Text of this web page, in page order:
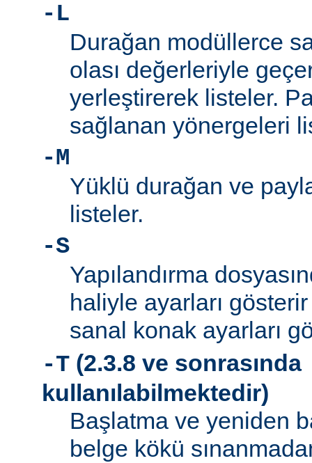
-L
Durağan modüllerce
olası değerleriyle
yerleştirerek listeler.
sağlanan yönergeleri
-M
Yüklü durağan ve
listeler.
-S
Yapılandırma
haliyle ayarları
sanal konak ayarları
-T (2.3.8 ve sonrasında
kullanılabilmektedir)
Başlatma ve yeniden
belge kökü